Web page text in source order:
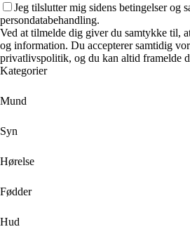
Jeg tilslutter mig sidens betingelser og
persondatabehandling.
Ved at tilmelde dig giver du samtykke til,
og information. Du accepterer samtidig
privatlivspolitik, og du kan altid framelde
Kategorier
Mund
Syn
Hørelse
Fødder
Hud